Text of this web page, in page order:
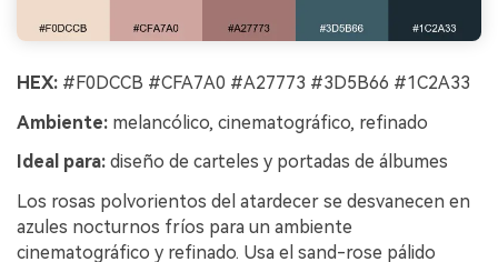
HEX: #F0DCCB #CFA7A0 #A27773 #3D5B66 #1C2A33
Ambiente: melancólico, cinematográfico, refinado
Ideal para: diseño de carteles y portadas de álbumes
Los rosas polvorientos del atardecer se desvanecen en
azules nocturnos fríos para un ambiente
cinematográfico y refinado. Usa el sand-rose pálido